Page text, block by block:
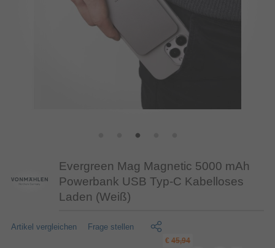
Evergreen Mag Magnetic 5000 mAh
Powerbank USB Typ-C Kabelloses
Laden (Weiß)
Artikel vergleichen Frage stellen
€45,94